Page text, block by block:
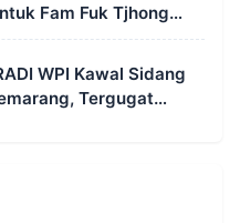
Fam Fuk Tjhong
Penyidikan dan
WPI Kawal Sidang
Tergugat